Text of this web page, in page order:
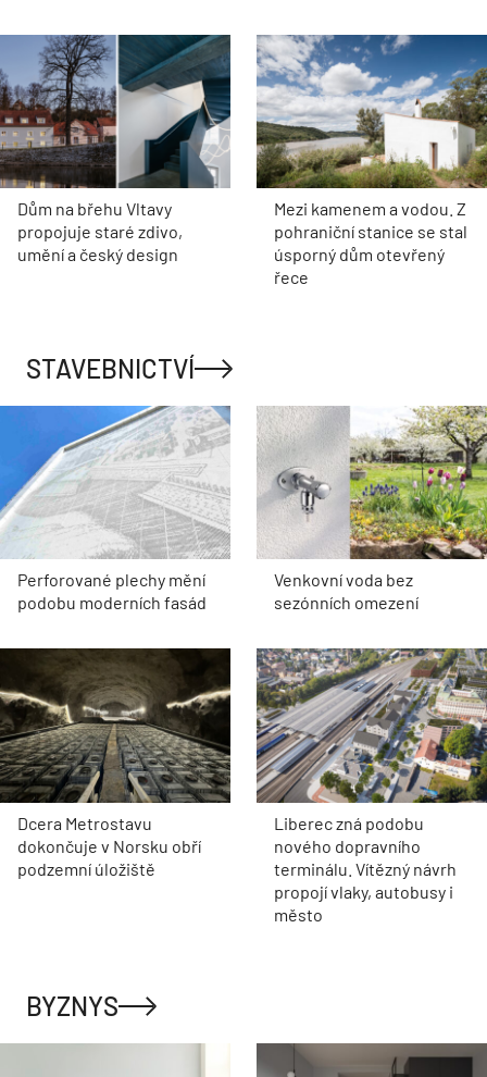
Dům na břehu Vltavy
propojuje staré zdivo,
umění a český design
Mezi kamenem a vodou. Z
pohraniční stanice se stal
úsporný dům otevřený
řece
STAVEBNICTVÍ
Perforované plechy mění
podobu moderních fasád
Venkovní voda bez
sezónních omezení
Dcera Metrostavu
dokončuje v Norsku obří
podzemní úložiště
Liberec zná podobu
nového dopravního
terminálu. Vítězný návrh
propojí vlaky, autobusy i
město
BYZNYS